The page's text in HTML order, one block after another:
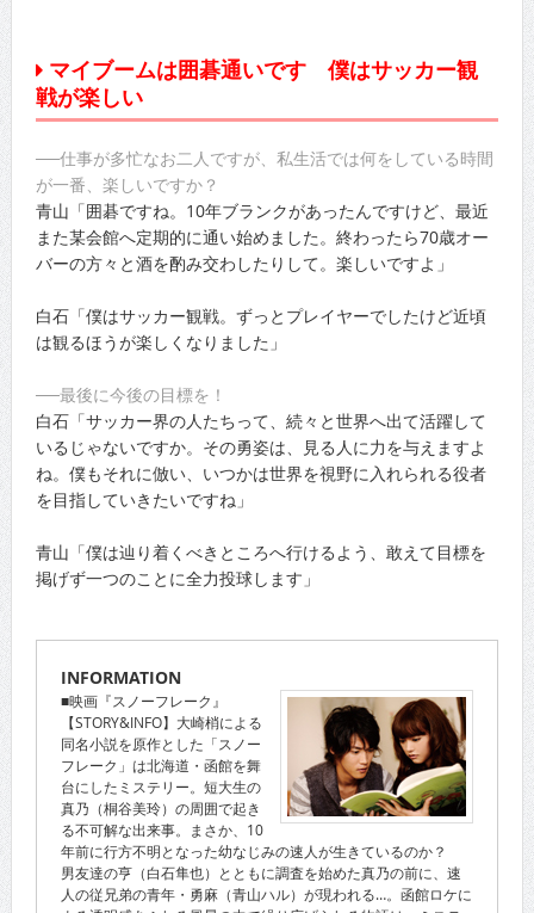
マイブームは囲碁通いです 僕はサッカー観
戦が楽しい
──仕事が多忙なお二人ですが、私生活では何をしている時間
が一番、楽しいですか？
青山「囲碁ですね。10年ブランクがあったんですけど、最近
また某会館へ定期的に通い始めました。終わったら70歳オー
バーの方々と酒を酌み交わしたりして。楽しいですよ」
白石「僕はサッカー観戦。ずっとプレイヤーでしたけど近頃
は観るほうが楽しくなりました」
──最後に今後の目標を！
白石「サッカー界の人たちって、続々と世界へ出て活躍して
いるじゃないですか。その勇姿は、見る人に力を与えますよ
ね。僕もそれに倣い、いつかは世界を視野に入れられる役者
を目指していきたいですね」
青山「僕は辿り着くべきところへ行けるよう、敢えて目標を
掲げず一つのことに全力投球します」
INFORMATION
■映画『スノーフレーク』
【STORY&INFO】大崎梢による
同名小説を原作とした「スノー
フレーク」は北海道・函館を舞
台にしたミステリー。短大生の
真乃（桐谷美玲）の周囲で起き
る不可解な出来事。まさか、10
年前に行方不明となった幼なじみの速人が生きているのか？
男友達の亨（白石隼也）とともに調査を始めた真乃の前に、速
人の従兄弟の青年・勇麻（青山ハル）が現われる…。函館ロケに